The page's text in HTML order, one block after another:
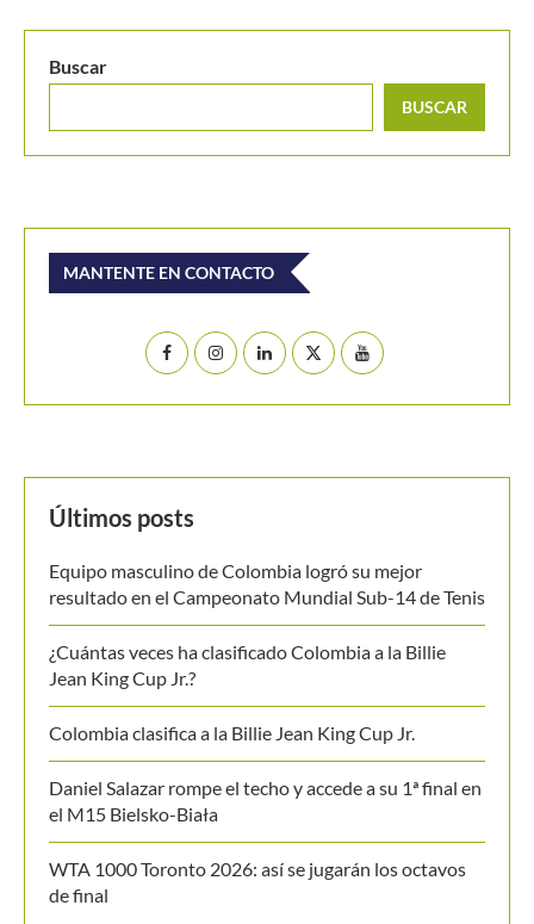
Buscar
BUSCAR
MANTENTE EN CONTACTO
Últimos posts
Equipo masculino de Colombia logró su mejor
resultado en el Campeonato Mundial Sub-14 de Tenis
¿Cuántas veces ha clasificado Colombia a la Billie
Jean King Cup Jr.?
Colombia clasifica a la Billie Jean King Cup Jr.
Daniel Salazar rompe el techo y accede a su 1ª final en
el M15 Bielsko-Biała
WTA 1000 Toronto 2026: así se jugarán los octavos
de final